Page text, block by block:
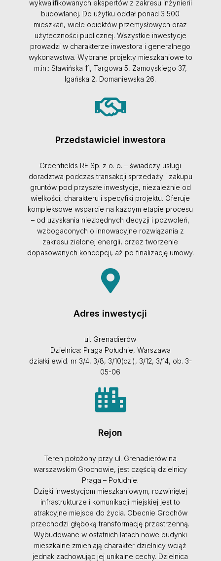
wykwalifikowanych ekspertów z zakresu inżynierii
budowlanej. Do użytku oddał ponad 3 500
mieszkań, wiele obiektów przemysłowych oraz
użyteczności publicznej. Wszystkie inwestycje
prowadzi w charakterze inwestora i generalnego
wykonawstwa. Wybrane projekty mieszkaniowe to
m.in.: Sławińska 11, Targowa 5, Zamoyskiego 37,
Igańska 2, Domaniewska 26.
Przedstawiciel inwestora
Greenfields RE Sp. z o. o. – świadczy usługi
doradztwa podczas transakcji sprzedaży i zakupu
gruntów pod przyszłe inwestycje, niezależnie od
wielkości, charakteru i specyfiki projektu. Oferuje
kompleksowe wsparcie na każdym etapie procesu
– od uzyskania niezbędnych decyzji i pozwoleń,
wzbogaconych o innowacyjne rozwiązania z
zakresu zielonej energii, przez tworzenie
dopasowanych koncepcji, aż po finalizację umowy.
Adres inwestycji
ul. Grenadierów
Dzielnica: Praga Południe, Warszawa
działki ewid. nr 3/4, 3/8, 3/10(cz.), 3/12, 3/14, ob. 3-
05-06
Rejon
Teren położony przy ul. Grenadierów na
warszawskim Grochowie, jest częścią dzielnicy
Praga – Południe.
Dzięki inwestycjom mieszkaniowym, rozwiniętej
infrastrukturze i komunikacji miejskiej jest to
atrakcyjne miejsce do życia. Obecnie Grochów
przechodzi głęboką transformację przestrzenną.
Wybudowane w ostatnich latach nowe budynki
mieszkalne zmieniają charakter dzielnicy wciąż
jednak zachowując jej unikalne cechy. Dzielnica